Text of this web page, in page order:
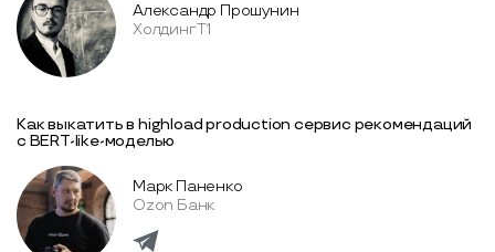
Александр Прошунин
Холдинг Т1
Как выкатить в highload production сервис рекомендаций
с BERT-like-моделью
Марк Паненко
Ozon Банк